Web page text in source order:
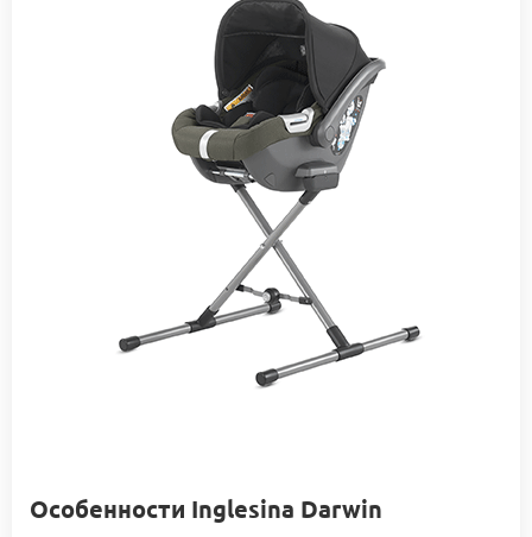
Особенности Inglesina Darwin